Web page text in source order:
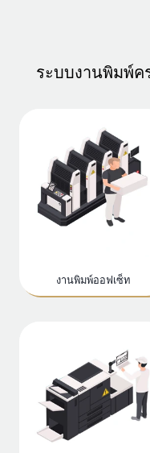
ระบบงานพิมพ์ค
งานพิมพ์ออฟเซ็ท